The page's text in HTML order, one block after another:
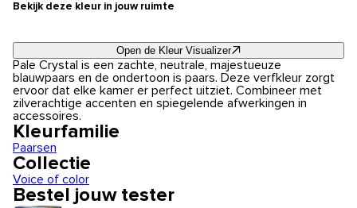
Bekijk deze kleur in jouw ruimte
Open de Kleur Visualizer
Pale Crystal is een zachte, neutrale, majestueuze
blauwpaars en de ondertoon is paars. Deze verfkleur zorgt
ervoor dat elke kamer er perfect uitziet. Combineer met
zilverachtige accenten en spiegelende afwerkingen in
accessoires.
Kleurfamilie
Paarsen
Collectie
Voice of color
Bestel jouw tester